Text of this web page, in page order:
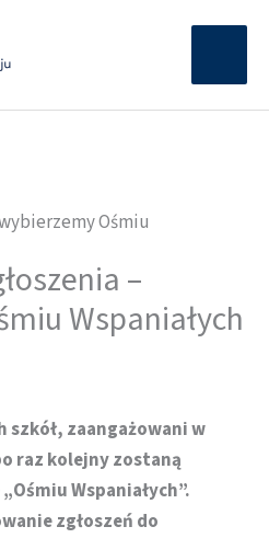
Ośmiu
–
Wspaniałych
szkół, zaangażowani w
raz kolejny zostaną
Wspaniałych”.
zgłoszeń do